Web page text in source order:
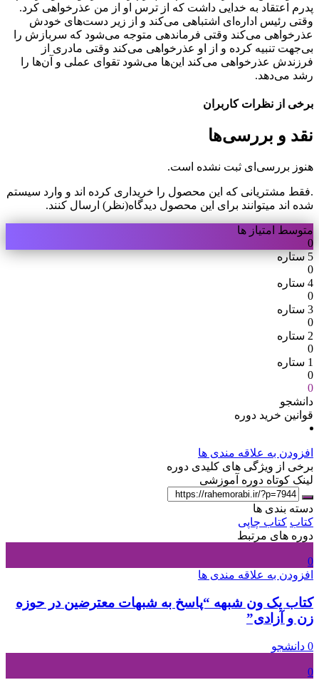
پدرم اعتقاد به خدایی داشت که از ترس او از من عذرخواهی کرد.
وقتی رئیس اداره‌ای اشتباهی می‌کند و از زیر دست‌های خودش
عذرخواهی می‌کند وقتی فرماندهی متوجه می‌شود که سربازش را
بی‌جهت تنبیه کرده و از او عذرخواهی می‌کند وقتی مادری از
فرزندش عذرخواهی می‌کند این‌ها می‌شود تقوای عملی و آن‌ها را
رشد می‌دهد.
برخی از نظرات کاربران
نقد و بررسی‌ها
هنوز بررسی‌ای ثبت نشده است.
.فقط مشتریانی که این محصول را خریداری کرده اند و وارد سیستم
شده اند میتوانند برای این محصول دیدگاه(نظر) ارسال کنند.
متوسط امتیاز ها
0
5 ستاره
0
4 ستاره
0
3 ستاره
0
2 ستاره
0
1 ستاره
0
0
دانشجو
قوانین خرید دوره
افزودن به علاقه مندی ها
برخی از ویژگی های کلیدی دوره
لینک کوتاه دوره آموزشی
دسته بندی ها
کتاب کتاب چاپی
دوره های مرتبط
0
افزودن به علاقه مندی ها
کتاب یک ون شبهه “پاسخ به شبهات معترضین در حوزه
زن و آزادی”
0 دانشجو
0